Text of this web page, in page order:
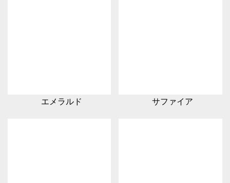
エメラルド サファイア